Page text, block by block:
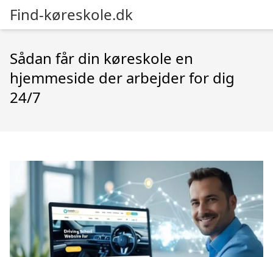
Find-køreskole.dk
Sådan får din køreskole en
hjemmeside der arbejder for dig
24/7